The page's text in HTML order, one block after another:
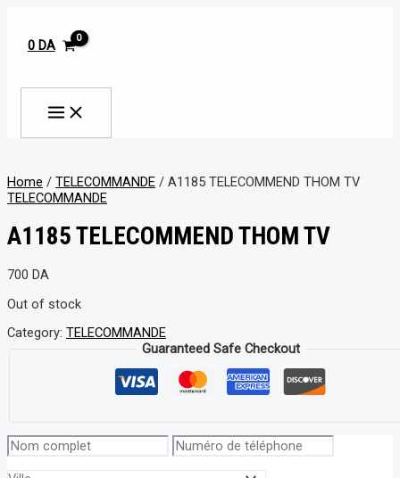
contenu
0 DA
Home / TELECOMMANDE / A1185 TELECOMMEND THOM TV
TELECOMMANDE
A1185 TELECOMMEND THOM TV
700 DA
Out of stock
Category: TELECOMMANDE
Guaranteed Safe Checkout